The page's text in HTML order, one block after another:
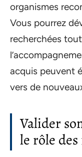
organismes
Vous pourrez
recherchées
acquis peuvent
vers de
Valider
le rôle